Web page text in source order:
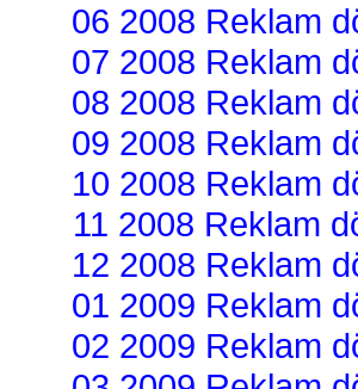
06 2008 Reklam
07 2008 Reklam
08 2008 Reklam
09 2008 Reklam
10 2008 Reklam
11 2008 Reklam
12 2008 Reklam
01 2009 Reklam
02 2009 Reklam